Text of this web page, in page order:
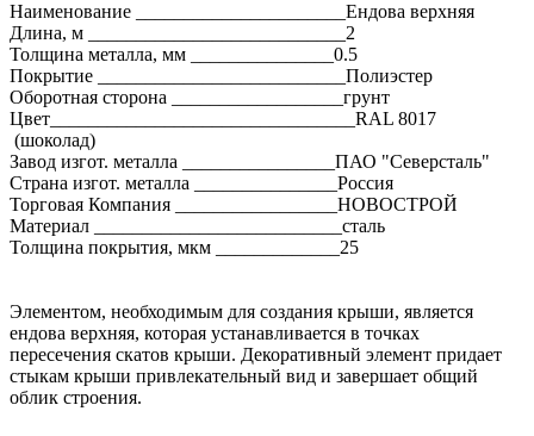
Наименование ______________________Ендова верхняя
Длина, м ___________________________2
Толщина металла, мм _______________0.5
Покрытие __________________________Полиэстер
Оборотная сторона __________________грунт
Цвет________________________________RAL 8017
(шоколад)
Завод изгот. металла ________________ПАО "Северсталь"
Страна изгот. металла _______________Россия
Торговая Компания _________________НОВОСТРОЙ
Материал __________________________сталь
Толщина покрытия, мкм _____________25
Элементом, необходимым для создания крыши, является
ендова верхняя, которая устанавливается в точках
пересечения скатов крыши. Декоративный элемент придает
стыкам крыши привлекательный вид и завершает общий
облик строения.